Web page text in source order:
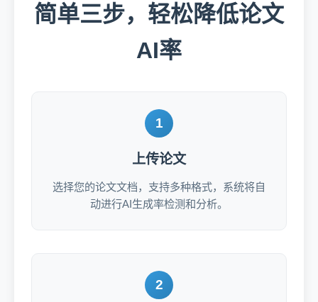
简单三步，轻松降低论文
AI率
1
上传论文
选择您的论文文档，支持多种格式，系统将自
动进行AI生成率检测和分析。
2